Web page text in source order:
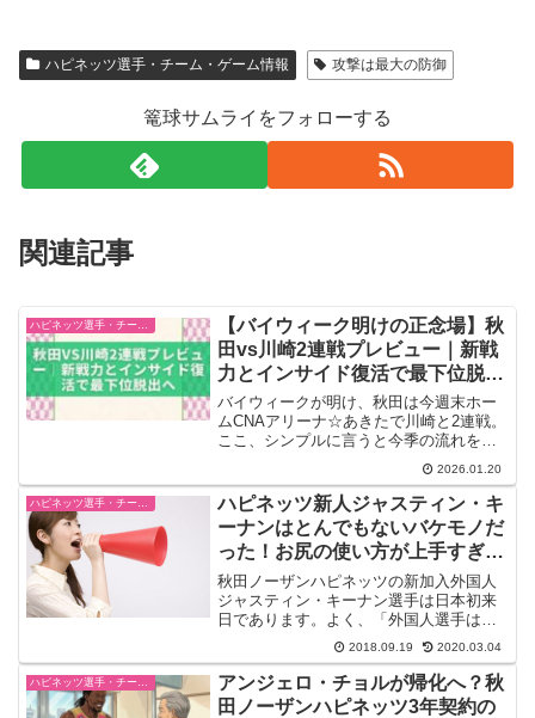
ハピネッツ選手・チーム・ゲーム情報 攻撃は最大の防御
篭球サムライをフォローする
関連記事
【バイウィーク明けの正念場】秋
田vs川崎2連戦プレビュー｜新戦
力とインサイド復活で最下位脱出
へ
バイウィークが明け、秋田は今週末ホー
ムCNAアリーナ☆あきたで川崎と2連戦。
ここ、シンプルに言うと今季の流れを変
える分岐点です。現状は最下位。苦し
い。だけど、暗い材料ばかりではありま
せん。指揮官交代後はオフェンスが上向
き、出番が少なかった選...
2026.01.20
ハピネッツ選手・チーム・ゲーム情報
ハピネッツ新人ジャスティン・キ
ーナンはとんでもないバケモノだ
った！お尻の使い方が上手すぎ
る！超絶テク披露
秋田ノーザンハピネッツの新加入外国人
ジャスティン・キーナン選手は日本初来
日であります。よく、「外国人選手は使
ってみないと評価が分からない」と聞か
れます。それもそもはず、いわゆる助っ
人でありますので、日本人選手にはな
い、フィジカルはもちろん、...
2018.09.19 2020.03.04
アンジェロ・チョルが帰化へ？秋
田ノーザンハピネッツ3年契約の